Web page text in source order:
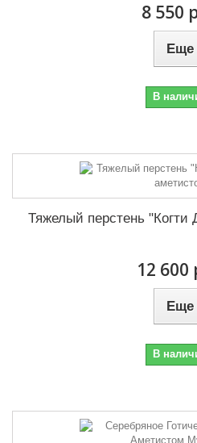
8 550
Еще
В
Тяжелый перстень "Когти
12 600
Еще
В